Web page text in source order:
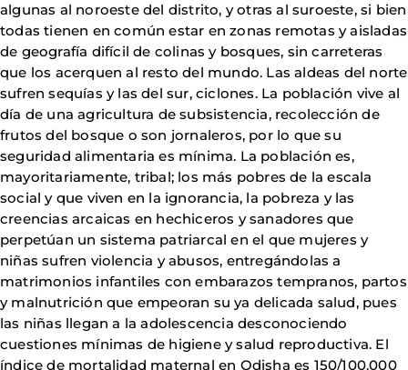
algunas al noroeste del distrito, y otras al suroeste, si bien
todas tienen en común estar en zonas remotas y aisladas
de geografía difícil de colinas y bosques, sin carreteras
que los acerquen al resto del mundo. Las aldeas del norte
sufren sequías y las del sur, ciclones. La población vive al
día de una agricultura de subsistencia, recolección de
frutos del bosque o son jornaleros, por lo que su
seguridad alimentaria es mínima. La población es,
mayoritariamente, tribal; los más pobres de la escala
social y que viven en la ignorancia, la pobreza y las
creencias arcaicas en hechiceros y sanadores que
perpetúan un sistema patriarcal en el que mujeres y
niñas sufren violencia y abusos, entregándolas a
matrimonios infantiles con embarazos tempranos, partos
y malnutrición que empeoran su ya delicada salud, pues
las niñas llegan a la adolescencia desconociendo
cuestiones mínimas de higiene y salud reproductiva. El
índice de mortalidad maternal en Odisha es 150/100.000